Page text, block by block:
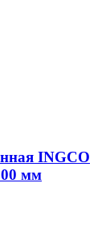
INGCO
мм